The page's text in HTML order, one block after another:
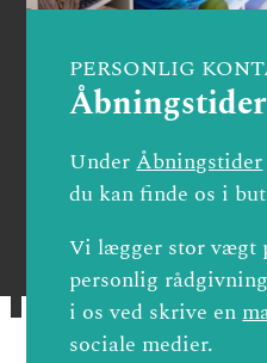
PERSONLIG
Åbningstider
UnderÅbningstider
du kan finde os i
Vi lægger stor vægt
personlig
i os ved skrive en
sociale medier.